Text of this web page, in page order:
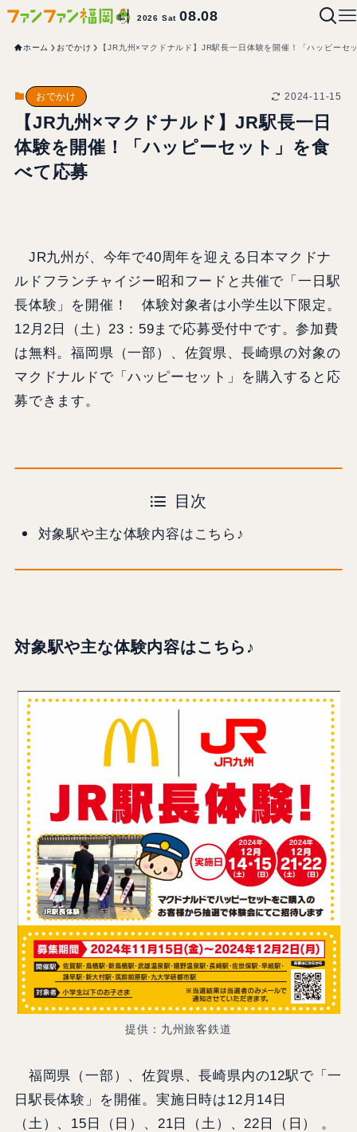
2026 Sat08.08
ホーム おでかけ 【JR九州×マクドナルド】JR駅長一日体験を開催！「ハッピーセ
おでかけ 2024-11-15
【JR九州×マクドナルド】JR駅長一日
体験を開催！「ハッピーセット」を食
べて応募
JR九州が、今年で40周年を迎える日本マクドナ
ルドフランチャイジー昭和フードと共催で「一日駅
長体験」を開催！ 体験対象者は小学生以下限定。
12月2日（土）23：59まで応募受付中です。参加費
は無料。福岡県（一部）、佐賀県、長崎県の対象の
マクドナルドで「ハッピーセット」を購入すると応
募できます。
目次
対象駅や主な体験内容はこちら♪
対象駅や主な体験内容はこちら♪
提供：九州旅客鉄道
福岡県（一部）、佐賀県、長崎県内の12駅で「一
日駅長体験」を開催。実施日時は12月14日
（土）、15日（日）、21日（土）、22日（日） 。